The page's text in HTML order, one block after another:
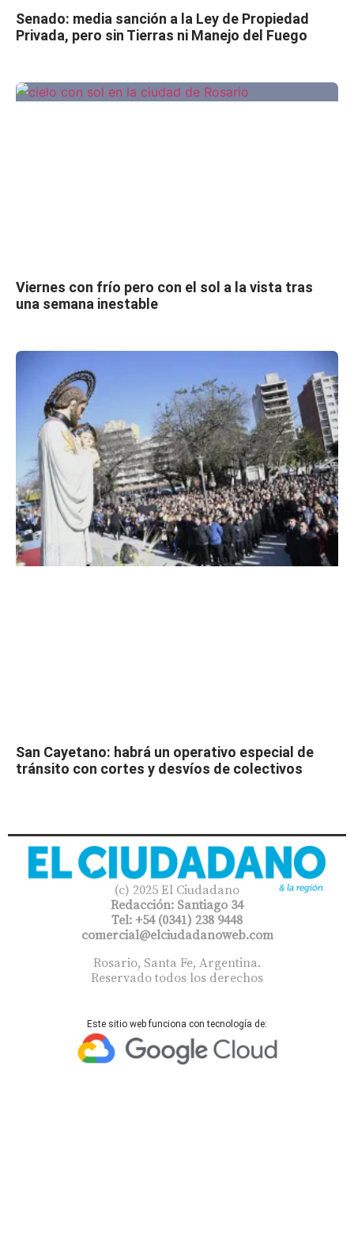
Senado: media sanción a la Ley de Propiedad
Privada, pero sin Tierras ni Manejo del Fuego
Viernes con frío pero con el sol a la vista tras
una semana inestable
San Cayetano: habrá un operativo especial de
tránsito con cortes y desvíos de colectivos
(c) 2025 El Ciudadano
Redacción: Santiago 34
Tel: +54 (0341) 238 9448
comercial@elciudadanoweb.com​
Rosario, Santa Fe, Argentina.
Reservado todos los derechos
Este sitio web funciona con tecnología de: